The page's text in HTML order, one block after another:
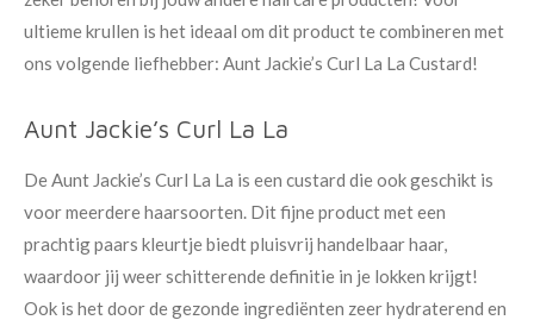
ultieme krullen is het ideaal om dit product te combineren met
ons volgende liefhebber: Aunt Jackie’s Curl La La Custard!
Aunt Jackie’s Curl La La
De Aunt Jackie’s Curl La La is een custard die ook geschikt is
voor meerdere haarsoorten. Dit fijne product met een
prachtig paars kleurtje biedt pluisvrij handelbaar haar,
waardoor jij weer schitterende definitie in je lokken krijgt!
Ook is het door de gezonde ingrediënten zeer hydraterend en